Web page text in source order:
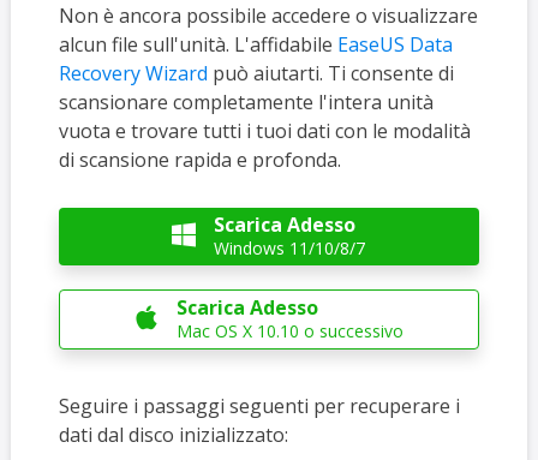
Non è ancora possibile accedere o visualizzare
alcun file sull'unità. L'affidabile EaseUS Data
Recovery Wizard può aiutarti. Ti consente di
scansionare completamente l'intera unità
vuota e trovare tutti i tuoi dati con le modalità
di scansione rapida e profonda.
 Scarica Adesso
Windows 11/10/8/7
 Scarica Adesso
Mac OS X 10.10 o successivo
Seguire i passaggi seguenti per recuperare i
dati dal disco inizializzato: